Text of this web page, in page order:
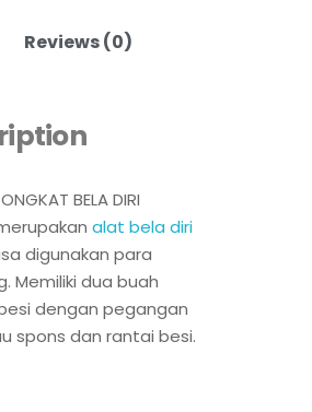
Reviews (0)
BELA DIRI
alat bela diri
digunakan para
Memiliki dua buah
dengan pegangan
spons dan rantai besi.